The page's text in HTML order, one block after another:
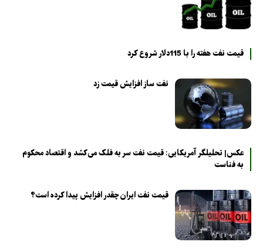
قیمت نفت هفته را با 115دلار شروع کرد
نفت ساز افزایش قیمت زد
عکس| تحلیلگر آمریکایی: قیمت نفت سر به فلک می‌کشد و اقتصاد محکوم
به فناست
قیمت نفت ایران چقدر افزایش پیدا کرده است؟